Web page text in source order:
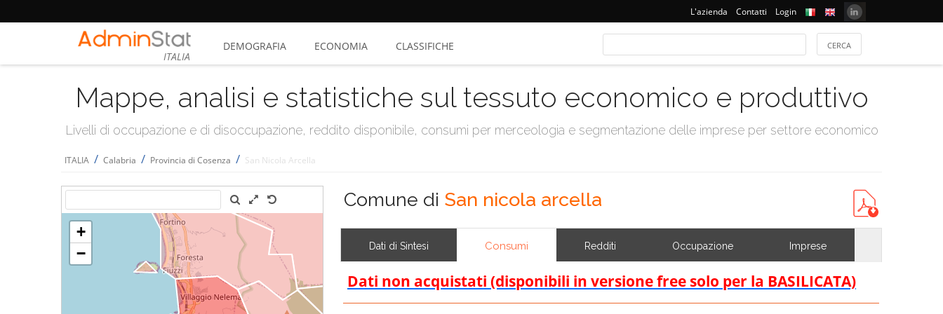
L'azienda Contatti Login
ITALIA
DEMOGRAFIA ECONOMIA CLASSIFICHE
Mappe, analisi e statistiche sul tessuto economico e produttivo
Livelli di occupazione e di disoccupazione, reddito disponibile, consumi per merceologia e segmentazione delle imprese per settore economico
ITALIA / Calabria / Provincia di Cosenza / San Nicola Arcella
Comune di San nicola arcella
Dati di Sintesi Consumi Redditi Occupazione Imprese
Dati non acquistati (disponibili in versione free solo per la BASILICATA)